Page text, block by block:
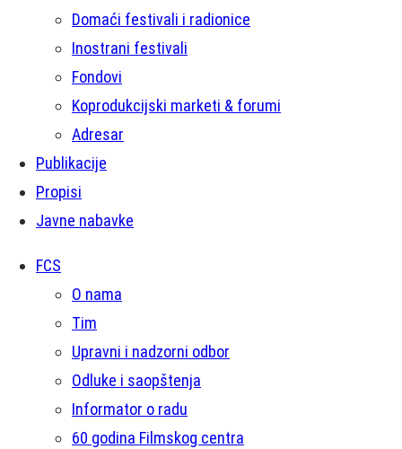
Domaći festivali i radionice
Inostrani festivali
Fondovi
Koprodukcijski marketi & forumi
Adresar
Publikacije
Propisi
Javne nabavke
FCS
O nama
Tim
Upravni i nadzorni odbor
Odluke i saopštenja
Informator o radu
60 godina Filmskog centra